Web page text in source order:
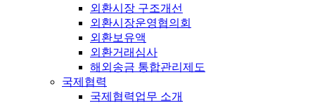
외환시장 구조개선
외환시장운영협의회
외환보유액
외환거래심사
해외송금 통합관리제도
국제협력
국제협력업무 소개